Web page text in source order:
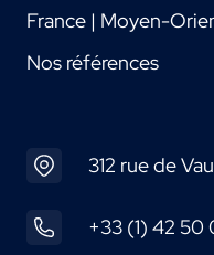
France | Moyen-
Nos références
312 rue de
+33 (1) 42 50